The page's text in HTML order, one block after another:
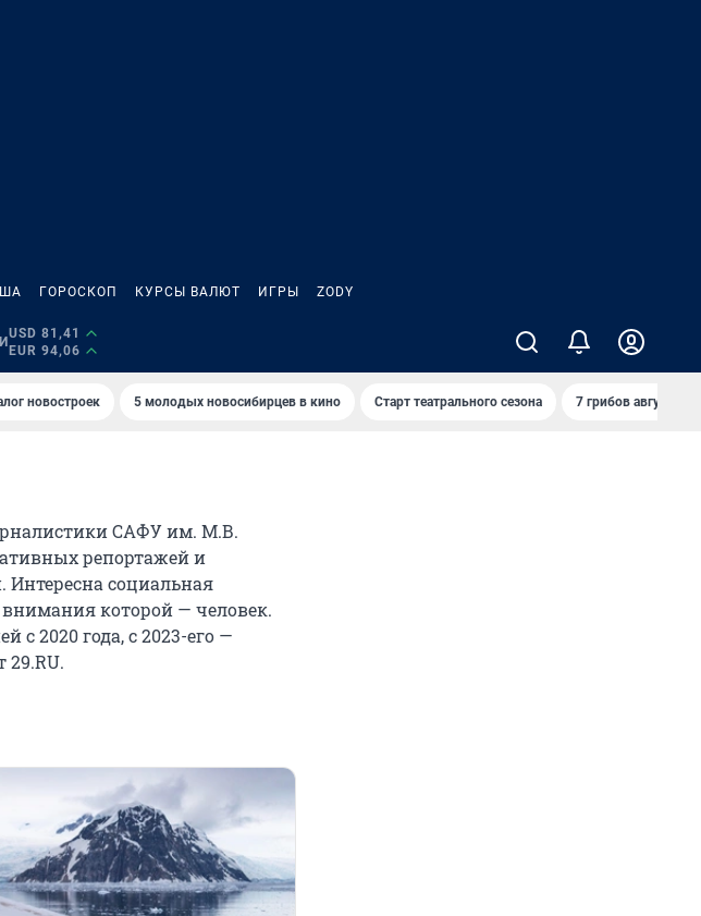
ГОРОСКОП КУРСЫ ВАЛЮТ ИГРЫ ZODY
USD 81,41
EUR 94,06
новостроек 5 молодых новосибирцев в кино Старт театрального сезона 7 грибов августа
САФУ им. М.В.
репортажей и
социальная
которой — человек.
с 2020 года, с 2023-его —